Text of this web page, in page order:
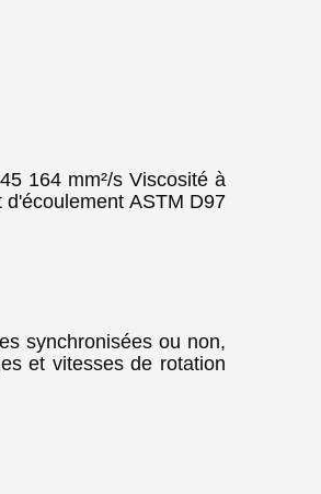
164 mm²/s Viscosité à
d'écoulement ASTM D97
synchronisées ou non,
et vitesses de rotation